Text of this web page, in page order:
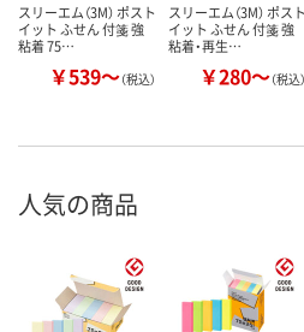
スリーエム（3M） ポスト
イット ふせん 付箋 強
粘着 75…
￥539～（税込）
スリーエム（3M） ポスト
イット ふせん 付箋 強
粘着・再生…
￥280～（税込）
人気の商品